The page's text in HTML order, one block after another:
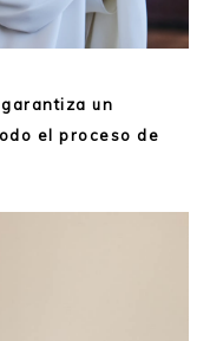
un
el proceso de